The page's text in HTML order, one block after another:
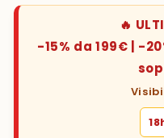
🔥
-15% da 199€ | -